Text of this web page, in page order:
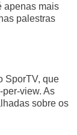
apenas mais
palestras
SporTV, que
view. As
sobre os